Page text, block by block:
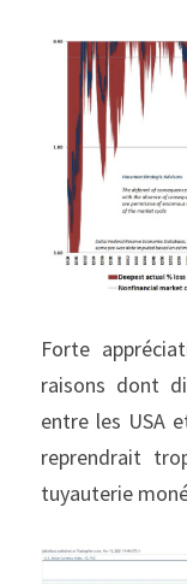
Forte
raisons dont
entre les USA
reprendrait
tuyauterie